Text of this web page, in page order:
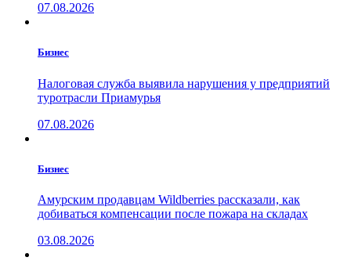
07.08.2026
Бизнес
Налоговая служба выявила нарушения у предприятий
туротрасли Приамурья
07.08.2026
Бизнес
Амурским продавцам Wildberries рассказали, как
добиваться компенсации после пожара на складах
03.08.2026